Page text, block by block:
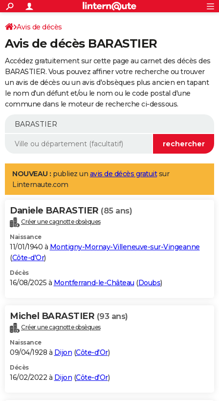
ACTUALITÉS
Politique
Société
Faits Divers
Education
Monde
Villes
+
SPORT
Coupe du monde 2026
Football
Tennis
Cyclisme
Rugby
Forum
Programme TV
TNT
Streaming
Cinéma
Sorties cinéma
Musique
+
FINANCE
Impôts
Immobilier
Risques naturels par ville
Banque
Assurance
Crédit
AUTO
Essais
Réserver un essai
Citadines
Berlines
SUV
Forum auto
+
Mobiles
Meilleur smartphone
Internet
Ordinateurs
Jeux vidéo
Guide high-tech
Aménagement intérieur
LIFESTYLE
Art de vivre
Bien-être
Loisirs
Mode
Modes de vie
Alimentation
Guide de la santé
Maladies
Médicaments
Sommeil
VOYAGE
Destinations
City break
Voyage nature
Voyage de noces
Forum
Climat
+PHOTO
GUIDES D'ACHAT
BONS PLANS
DICTIONNAIRE
Dictionnaire
Biographies
Citations
Expressions
Proverbes
PROGRAMME TV
COPAINS D'AVANT
S'inscrire
Se connecter
Lycées
Collèges
Primaires
Universités
Entreprises
Service militaire
Avis de recherche
AVIS DE DÉCÈS
Avis de décès
Avis de décès BARASTIER
Accédez gratuitement sur cette page au carnet des décès des
BARASTIER. Vous pouvez affiner votre recherche ou trouver
un avis de décès ou un avis d'obsèques plus ancien en tapant
le nom d'un défunt et/ou le nom ou le code postal d'une
commune dans le moteur de recherche ci-dessous.
NOUVEAU : publiez un avis de décès gratuitsur
Linternaute.com
Daniele BARASTIER (85 ans)
Créer une cagnotte obsèques
Naissance
11/01/1940 à Montigny-Mornay-Villeneuve-sur-Vingeanne
(Côte-d'Or)
Décès
16/08/2025 à Montferrand-le-Château (Doubs)
Michel BARASTIER (93 ans)
Créer une cagnotte obsèques
Naissance
09/04/1928 à Dijon (Côte-d'Or)
Décès
16/02/2022 à Dijon (Côte-d'Or)